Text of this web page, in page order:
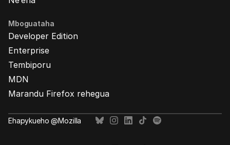
Mboguataha
Developer Edition
Enterprise
Tembiporu
MDN
Marandu Firefox rehegua
Ehapykueho @Mozilla